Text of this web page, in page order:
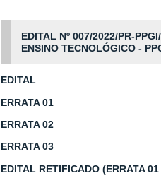
EDITAL Nº 007/2022/PR-
ENSINO TECNOLÓGICO -
EDITAL
ERRATA 01
ERRATA 02
ERRATA 03
EDITAL RETIFICADO (ERRATA 01